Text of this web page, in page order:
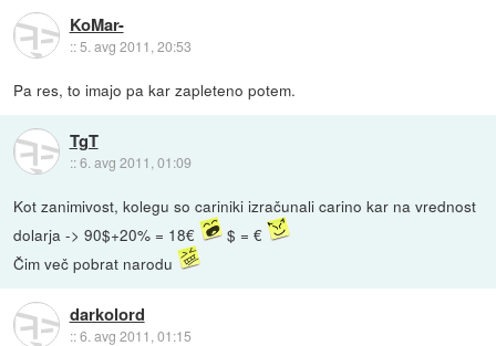
KoMar-
::5. avg 2011, 20:53
Pa res, to imajo pa kar zapleteno potem.
TgT
::6. avg 2011, 01:09
Kot zanimivost, kolegu so cariniki izračunali carino kar na vrednost
dolarja -> 90$+20% = 18€
$ = €
Čim več pobrat narodu
darkolord
::6. avg 2011, 01:15